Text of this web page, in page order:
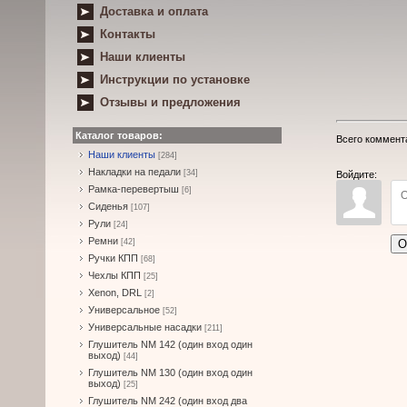
Доставка и оплата
Контакты
Наши клиенты
Инструкции по установке
Отзывы и предложения
Каталог товаров:
Наши клиенты [284]
Накладки на педали [34]
Рамка-перевертыш [6]
Сиденья [107]
Рули [24]
Ремни [42]
Ручки КПП [68]
Чехлы КПП [25]
Xenon, DRL [2]
Универсальное [52]
Универсальные насадки [211]
Глушитель NM 142 (один вход один
выход) [44]
Глушитель NM 130 (один вход один
выход) [25]
Глушитель NM 242 (один вход два
Всего
Войдите: